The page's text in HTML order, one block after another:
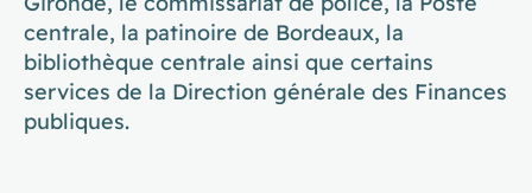
centrale, la patinoire de Bordeaux, la
bibliothèque centrale ainsi que certains
services de la Direction générale des Finances
publiques.